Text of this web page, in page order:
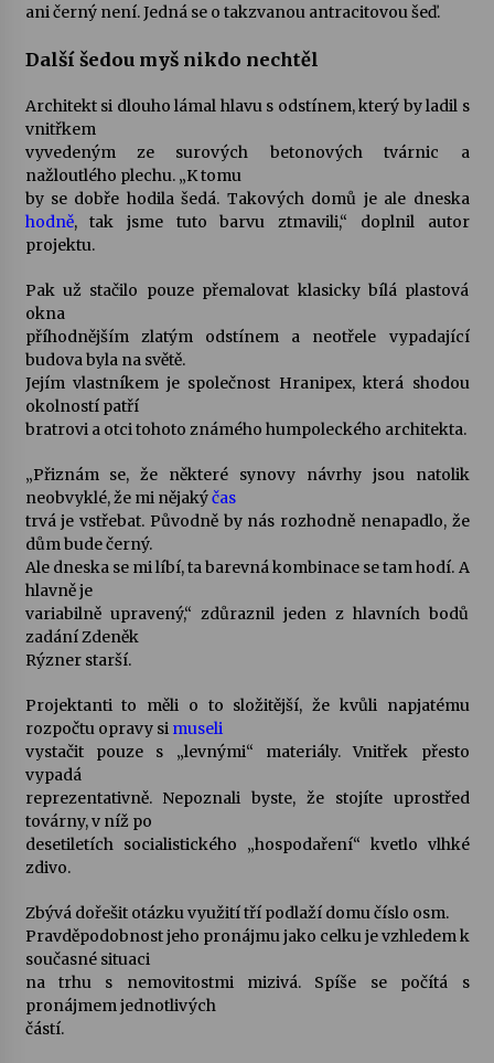
22. 7. 2026
17. 7. 2026
Ozvěny prázdnin
Za kulturou kousek za Humpolec. V Želivě ožije
odkaz Josefa Čapka
13. 7. 2026
Varhanní recitál Michala Novenka v Klášteře
3. 7. 2026
ani černý není. Jedná se o takzvanou antracitovou šeď.
Další šedou myš nikdo nechtěl
Architekt si dlouho lámal hlavu s odstínem, který by ladil s
vnitřkem
vyvedeným ze surových betonových tvárnic a
nažloutlého plechu. „K tomu
by se dobře hodila šedá. Takových domů je ale dneska
hodně, tak jsme tuto barvu ztmavili,“ doplnil autor
projektu.
Pak už stačilo pouze přemalovat klasicky bílá plastová
okna
příhodnějším zlatým odstínem a neotřele vypadající
budova byla na světě.
Jejím vlastníkem je společnost Hranipex, která shodou
okolností patří
bratrovi a otci tohoto známého humpoleckého architekta.
„Přiznám se, že některé synovy návrhy jsou natolik
neobvyklé, že mi nějakýčas
trvá je vstřebat. Původně by nás rozhodně nenapadlo, že
dům bude černý.
Ale dneska se mi líbí, ta barevná kombinace se tam hodí. A
hlavně je
variabilně upravený,“ zdůraznil jeden z hlavních bodů
zadání Zdeněk
Rýzner starší.
Projektanti to měli o to složitější, že kvůli napjatému
rozpočtu opravy si museli
vystačit pouze s „levnými“ materiály. Vnitřek přesto
vypadá
reprezentativně. Nepoznali byste, že stojíte uprostřed
továrny, v níž po
desetiletích socialistického „hospodaření“ kvetlo vlhké
zdivo.
Zbývá dořešit otázku využití tří podlaží domu číslo osm.
Pravděpodobnost jeho pronájmu jako celku je vzhledem k
současné situaci
na trhu s nemovitostmi mizivá. Spíše se počítá s
pronájmem jednotlivých
částí.